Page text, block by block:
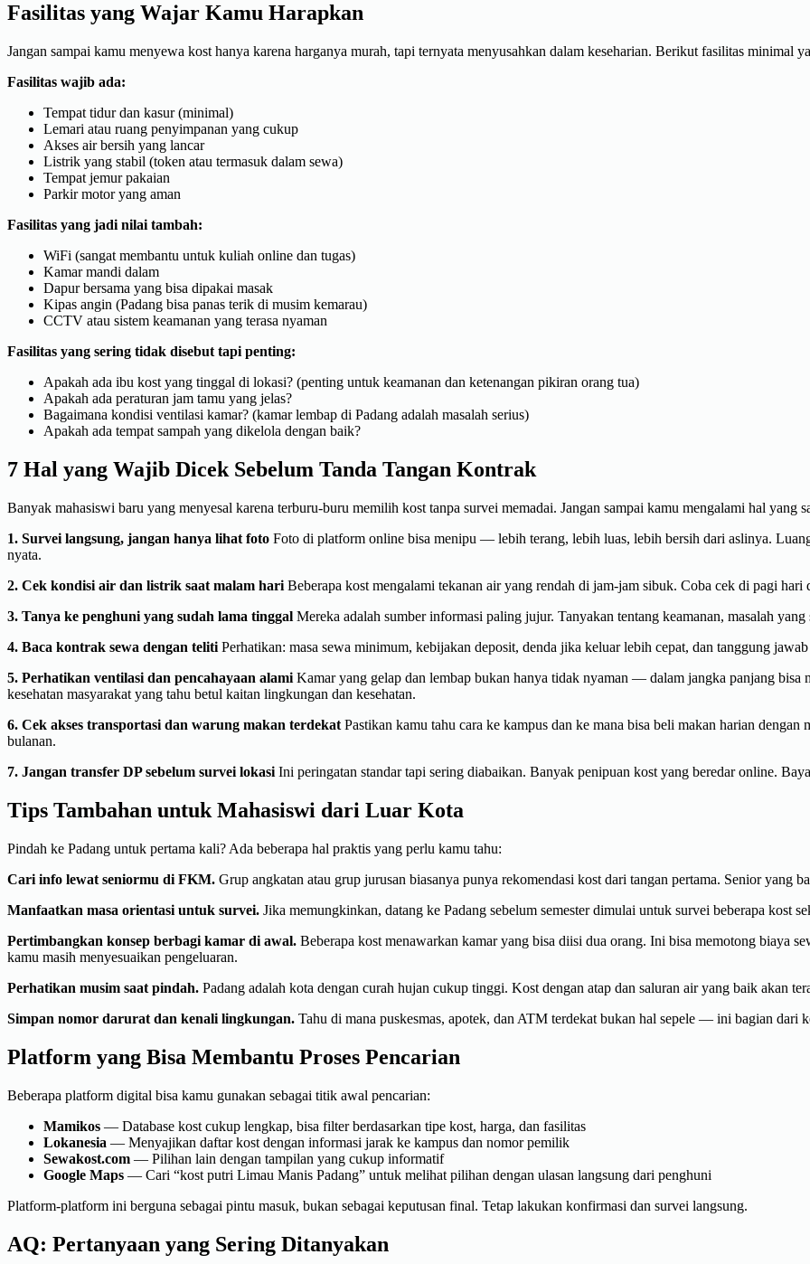
Fasilitas yang Wajar Kamu Harapkan
Jangan sampai kamu menyewa kost hanya karena harganya murah, tapi ternyata menyusahkan dalam keseharian. Berikut fasilitas minimal
Fasilitas wajib ada:
Tempat tidur dan kasur (minimal)
Lemari atau ruang penyimpanan yang cukup
Akses air bersih yang lancar
Listrik yang stabil (token atau termasuk dalam sewa)
Tempat jemur pakaian
Parkir motor yang aman
Fasilitas yang jadi nilai tambah:
WiFi (sangat membantu untuk kuliah online dan tugas)
Kamar mandi dalam
Dapur bersama yang bisa dipakai masak
Kipas angin (Padang bisa panas terik di musim kemarau)
CCTV atau sistem keamanan yang terasa nyaman
Fasilitas yang sering tidak disebut tapi penting:
Apakah ada ibu kost yang tinggal di lokasi? (penting untuk keamanan dan ketenangan pikiran orang tua)
Apakah ada peraturan jam tamu yang jelas?
Bagaimana kondisi ventilasi kamar? (kamar lembap di Padang adalah masalah serius)
Apakah ada tempat sampah yang dikelola dengan baik?
7 Hal yang Wajib Dicek Sebelum Tanda Tangan Kontrak
Banyak mahasiswi baru yang menyesal karena terburu-buru memilih kost tanpa survei memadai. Jangan sampai kamu mengalami hal yang
1. Survei langsung, jangan hanya lihat foto Foto di platform online bisa menipu — lebih terang, lebih luas, lebih bersih dari aslinya.
nyata.
2. Cek kondisi air dan listrik saat malam hari Beberapa kost mengalami tekanan air yang rendah di jam-jam sibuk. Coba cek di pagi
3. Tanya ke penghuni yang sudah lama tinggal Mereka adalah sumber informasi paling jujur. Tanyakan tentang keamanan, masalah
4. Baca kontrak sewa dengan teliti Perhatikan: masa sewa minimum, kebijakan deposit, denda jika keluar lebih cepat, dan tanggung
5. Perhatikan ventilasi dan pencahayaan alami Kamar yang gelap dan lembap bukan hanya tidak nyaman — dalam jangka panjang bisa
kesehatan masyarakat yang tahu betul kaitan lingkungan dan kesehatan.
6. Cek akses transportasi dan warung makan terdekat Pastikan kamu tahu cara ke kampus dan ke mana bisa beli makan harian
bulanan.
7. Jangan transfer DP sebelum survei lokasi Ini peringatan standar tapi sering diabaikan. Banyak penipuan kost yang beredar online.
Tips Tambahan untuk Mahasiswi dari Luar Kota
Pindah ke Padang untuk pertama kali? Ada beberapa hal praktis yang perlu kamu tahu:
Cari info lewat seniormu di FKM. Grup angkatan atau grup jurusan biasanya punya rekomendasi kost dari tangan pertama. Senior yang
Manfaatkan masa orientasi untuk survei. Jika memungkinkan, datang ke Padang sebelum semester dimulai untuk survei beberapa kost
Pertimbangkan konsep berbagi kamar di awal. Beberapa kost menawarkan kamar yang bisa diisi dua orang. Ini bisa memotong biaya
kamu masih menyesuaikan pengeluaran.
Perhatikan musim saat pindah. Padang adalah kota dengan curah hujan cukup tinggi. Kost dengan atap dan saluran air yang baik akan
Simpan nomor darurat dan kenali lingkungan. Tahu di mana puskesmas, apotek, dan ATM terdekat bukan hal sepele — ini bagian dari
Platform yang Bisa Membantu Proses Pencarian
Beberapa platform digital bisa kamu gunakan sebagai titik awal pencarian:
Mamikos — Database kost cukup lengkap, bisa filter berdasarkan tipe kost, harga, dan fasilitas
Lokanesia — Menyajikan daftar kost dengan informasi jarak ke kampus dan nomor pemilik
Sewakost.com — Pilihan lain dengan tampilan yang cukup informatif
Google Maps — Cari “kost putri Limau Manis Padang” untuk melihat pilihan dengan ulasan langsung dari penghuni
Platform-platform ini berguna sebagai pintu masuk, bukan sebagai keputusan final. Tetap lakukan konfirmasi dan survei langsung.
AQ: Pertanyaan yang Sering Ditanyakan